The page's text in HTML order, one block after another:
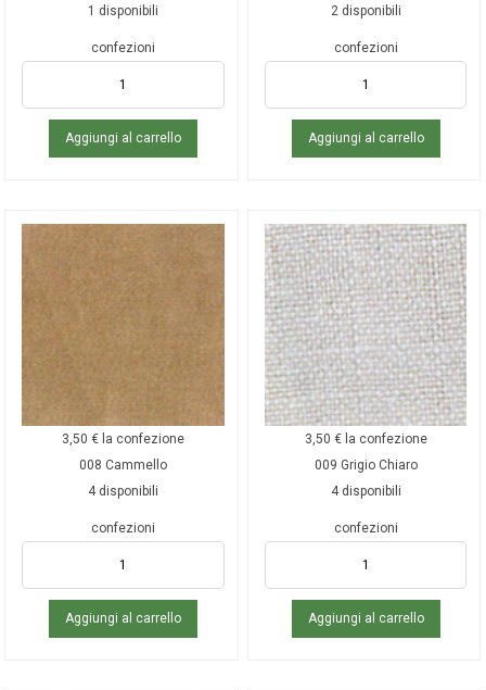
1 disponibili
confezioni
Aggiungi al carrello
2 disponibili
confezioni
Aggiungi al carrello
3,50 € la confezione
008 Cammello
4 disponibili
confezioni
Aggiungi al carrello
3,50 € la confezione
009 Grigio Chiaro
4 disponibili
confezioni
Aggiungi al carrello